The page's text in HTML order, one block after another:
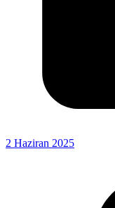
2 Haziran 2025